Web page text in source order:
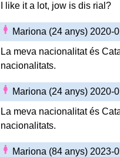
I like it a lot, jow is dis rial?
Mariona (24 anys) 2020-
La meva nacionalitat és
nacionalitats.
Mariona (24 anys) 2020-
La meva nacionalitat és
nacionalitats.
Mariona (84 anys) 2023-